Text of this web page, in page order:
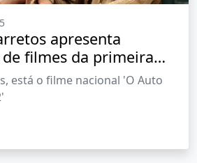
apresenta
filmes da primeira
está o filme nacional 'O Auto